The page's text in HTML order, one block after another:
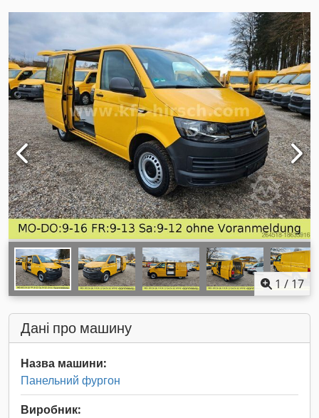
1 / 17
Дані про машину
Назва машини:
Панельний фургон
Виробник: